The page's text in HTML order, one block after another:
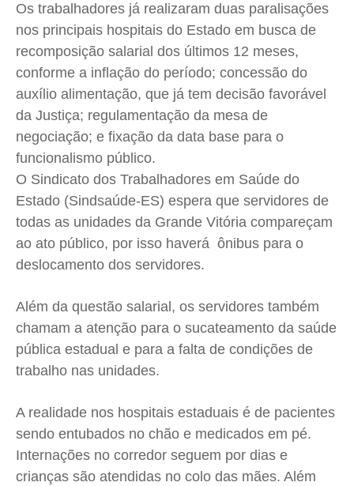
Cultura
Colunas
Gustavo Bastos
Jr Mignone (in memorian)
Wanda Sily
Publicidade Legal
Quem Somos
Contato
Anuncie
Privacidade
Cultura
Colunas
Gustavo Bastos
Jr Mignone (in memorian)
Wanda Sily
Publicidade Legal
Quem Somos
Contato
Anuncie
Privacidade
Cultura
Colunas
Gustavo Bastos
Jr Mignone (in memorian)
Wanda Sily
Publicidade Legal
Quem Somos
Contato
Anuncie
Privacidade
Cultura
Colunas
Gustavo Bastos
Jr Mignone (in memorian)
Wanda Sily
Publicidade Legal
Quem Somos
Contato
Anuncie
Privacidade
Os trabalhadores já realizaram duas paralisações
nos principais hospitais do Estado em busca de
recomposição salarial dos últimos 12 meses,
conforme a inflação do período; concessão do
auxílio alimentação, que já tem decisão favorável
da Justiça; regulamentação da mesa de
negociação; e fixação da data base para o
funcionalismo público.
O Sindicato dos Trabalhadores em Saúde do
Estado (Sindsaúde-ES) espera que servidores de
todas as unidades da Grande Vitória compareçam
ao ato público, por isso haverá ônibus para o
deslocamento dos servidores.
Além da questão salarial, os servidores também
chamam a atenção para o sucateamento da saúde
pública estadual e para a falta de condições de
trabalho nas unidades.
A realidade nos hospitais estaduais é de pacientes
sendo entubados no chão e medicados em pé.
Internações no corredor seguem por dias e
crianças são atendidas no colo das mães. Além